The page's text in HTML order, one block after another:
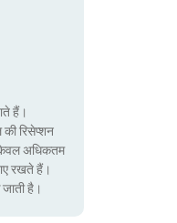
हैं।
रिसेप्शन
केवल अधिकतम
रखते हैं।
है।